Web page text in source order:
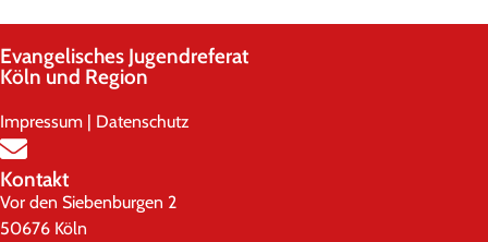
Evangelisches Jugendreferat
Köln und Region
Impressum | Datenschutz
Kontakt
Vor den Siebenburgen 2
50676 Köln